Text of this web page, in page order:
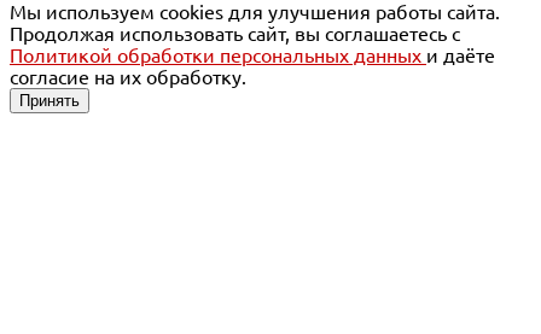
Мы используем cookies для улучшения работы сайта.
Продолжая использовать сайт, вы соглашаетесь с
Политикой обработки персональных данных и даёте
согласие на их обработку.
Принять